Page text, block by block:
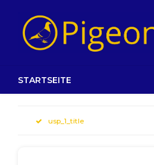
STARTSEITE
usp_1_title